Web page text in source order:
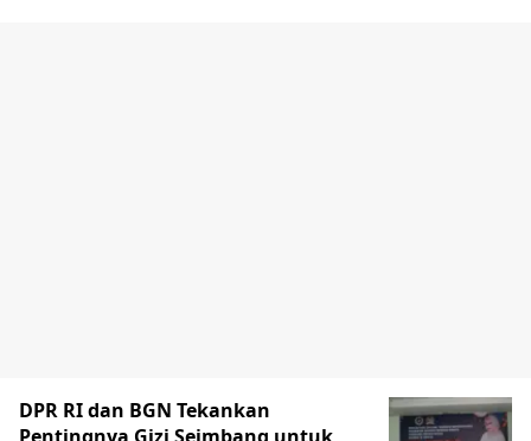
DPR RI dan BGN Tekankan